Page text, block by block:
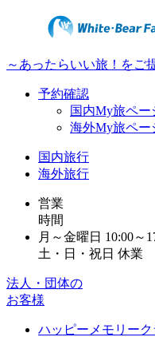
～あったらいい旅！をご
予約確認
国内My旅ペー
海外My旅ペー
国内旅行
海外旅行
営業
時間
月～金曜日 10:00～
土・日・祝日 休業
法人・団体の
お客様
ハッピーメモリー